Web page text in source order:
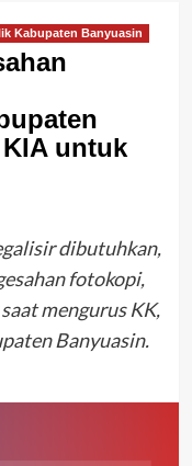
Kabupaten Banyuasin
untuk
dibutuhkan,
fotokopi,
mengurus KK,
Banyuasin.